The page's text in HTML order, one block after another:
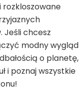
Jeśli chcesz
modny wygląd
o planetę,
i poznaj wszystkie